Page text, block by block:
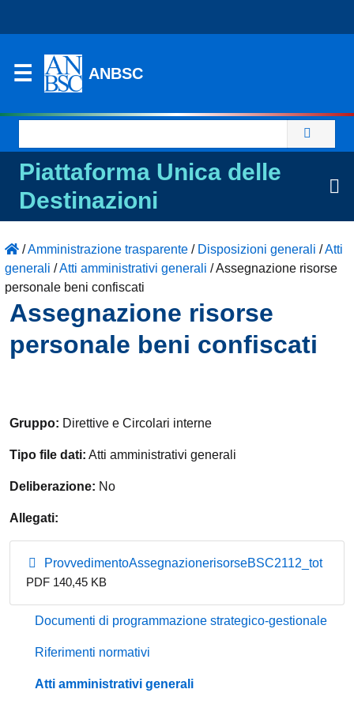
ANBSC
per:
Piattaforma Unica delle
Destinazioni
/Amministrazione trasparente / Disposizioni generali /Atti
generali /Atti amministrativi generali /Assegnazione risorse
personale beni confiscati
Assegnazione risorse
personale beni confiscati
Gruppo: Direttive e Circolari interne
Tipo file dati: Atti amministrativi generali
Deliberazione: No
Allegati:
ProvvedimentoAssegnazionerisorseBSC2112_tot
PDF 140,45 KB
Documenti di programmazione strategico-gestionale
Riferimenti normativi
Atti amministrativi generali